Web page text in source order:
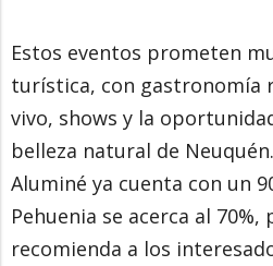
Estos eventos prometen
turística, con gastronomía
vivo, shows y la
belleza natural de
Aluminé ya cuenta con un
Pehuenia se acerca al 70%,
recomienda a los